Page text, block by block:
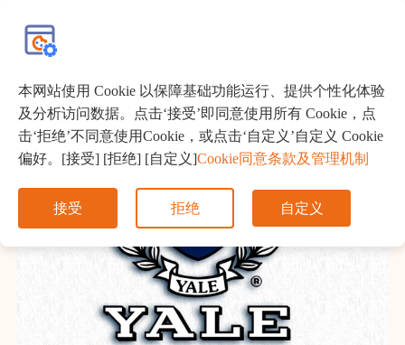
本网站使用 Cookie 以保障基础功能运行、提供个性化体验
及分析访问数据。点击‘接受’即同意使用所有 Cookie，点
击‘拒绝’不同意使用Cookie，或点击‘自定义’自定义 Cookie
偏好。[接受] [拒绝] [自定义]Cookie同意条款及管理机制
接受 拒绝 自定义